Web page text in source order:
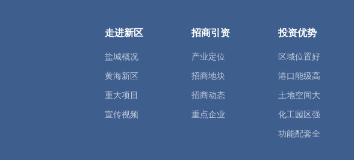
走进新区
盐城概况
黄海新区
重大项目
宣传视频
招商引资
产业定位
招商地块
招商动态
重点企业
投资优势
区域位置好
港口能级高
土地空间大
化工园区强
功能配套全